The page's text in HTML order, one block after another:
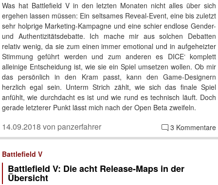
Was hat Battlefield V in den letzten Monaten nicht alles über sich
ergehen lassen müssen: Ein seltsames Reveal-Event, eine bis zuletzt
sehr holprige Marketing-Kampagne und eine schier endlose Gender-
und Authentizitätsdebatte. Ich mache mir aus solchen Debatten
relativ wenig, da sie zum einen immer emotional und in aufgeheizter
Stimmung geführt werden und zum anderen es DICE‘ komplett
alleinige Entscheidung ist, wie sie ein Spiel umsetzen wollen. Ob mir
das persönlich in den Kram passt, kann den Game-Designern
herzlich egal sein. Unterm Strich zählt, wie sich das finale Spiel
anfühlt, wie durchdacht es ist und wie rund es technisch läuft. Doch
gerade letzterer Punkt lässt mich nach der Open Beta zweifeln.
3 Kommentare
14.09.2018 von panzerfahrer
Battlefield V
Battlefield V: Die acht Release-Maps in der
Übersicht